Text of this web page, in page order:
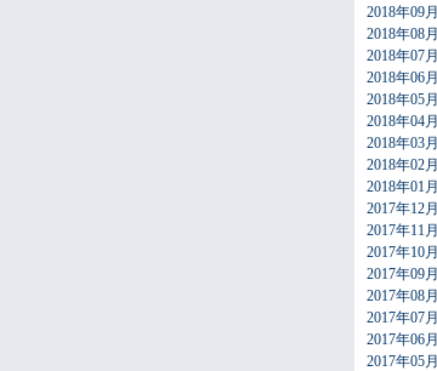
2018年09月
2018年08月
2018年07月
2018年06月
2018年05月
2018年04月
2018年03月
2018年02月
2018年01月
2017年12月
2017年11月
2017年10月
2017年09月
2017年08月
2017年07月
2017年06月
2017年05月